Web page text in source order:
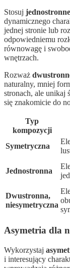
Stosuj
dynamicznego
jednej stronie lub
odpowiedniemu
równowagę i
wnętrzach.
Rozważ
naturalny, mniej
stronach, ale unikaj
się znakomicie do
Typ
kompozycji
Symetryczna
Jednostronna
Dwustronna,
niesymetryczna
Asymetria dla
Wykorzystaj
i interesujący